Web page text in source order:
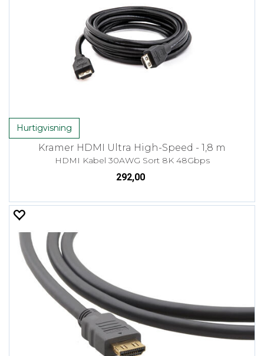
Hurtigvisning
Kramer HDMI Ultra High-Speed - 1,8 m
HDMI Kabel 30AWG Sort 8K 48Gbps
292,00